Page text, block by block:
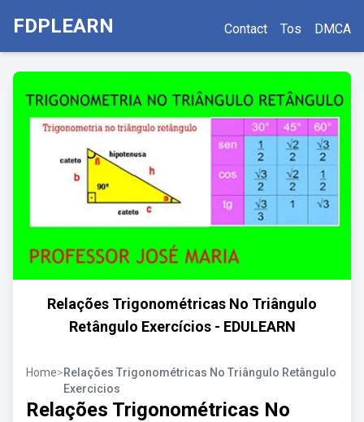
FDPLEARN Contact Tos DMCA
Relações Trigonométricas No Triângulo
Retângulo Exercícios - EDULEARN
Home>Relações Trigonométricas No Triângulo Retângulo
Exercicios
Relações Trigonométricas No